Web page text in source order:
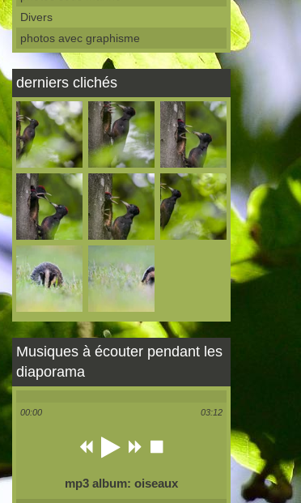
Divers
photos avec graphisme
derniers clichés
Musiques à écouter pendant les
diaporama
00:00 03:12
mp3 album: oiseaux